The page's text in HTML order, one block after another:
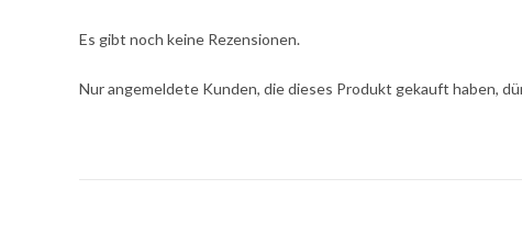
Es gibt noch keine Rezensionen.
Nur angemeldete Kunden, die dieses Produkt gekauft haben,